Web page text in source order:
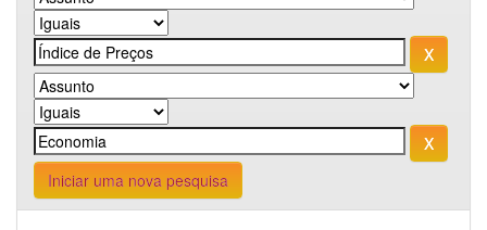
Iniciar uma nova pesquisa